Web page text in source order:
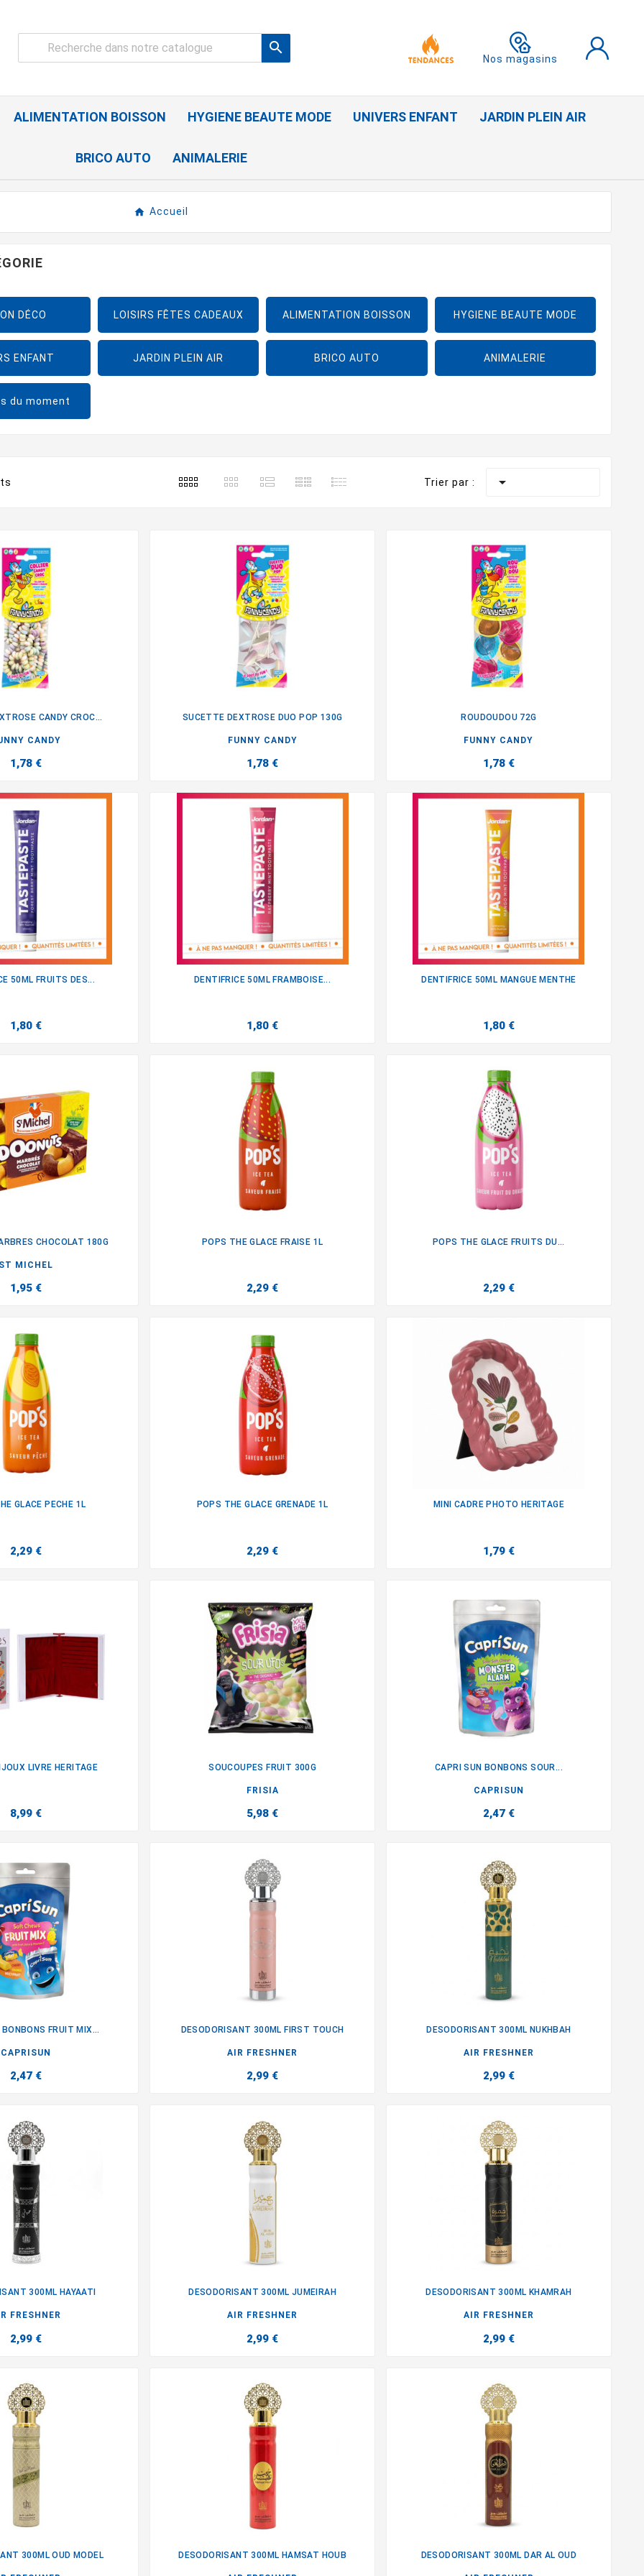

Nos magasins
ALIMENTATION BOISSON HYGIENE BEAUTE MODE UNIVERS ENFANT JARDIN PLEIN AIR
BRICO AUTO ANIMALERIE
Accueil
DÉCO LOISIRS FÊTES CADEAUX ALIMENTATION BOISSON HYGIENE BEAUTE MODE
ENFANT JARDIN PLEIN AIR BRICO AUTO ANIMALERIE
du moment
Trier par : 
CANDY CROC...
CANDY
1,78 €
SUCETTE DEXTROSE DUO POP 130G
FUNNY CANDY
1,78 €
ROUDOUDOU 72G
FUNNY CANDY
1,78 €
50ML FRUITS DES...
1,80 €
DENTIFRICE 50ML FRAMBOISE...
1,80 €
DENTIFRICE 50ML MANGUE MENTHE
1,80 €
CHOCOLAT 180G
ST MICHEL
1,95 €
POPS THE GLACE FRAISE 1L
2,29 €
POPS THE GLACE FRUITS DU...
2,29 €
GLACE PECHE 1L
2,29 €
POPS THE GLACE GRENADE 1L
2,29 €
MINI CADRE PHOTO HERITAGE
1,79 €
LIVRE HERITAGE
8,99 €
SOUCOUPES FRUIT 300G
FRISIA
5,98 €
CAPRI SUN BONBONS SOUR...
CAPRISUN
2,47 €
FRUIT MIX...
CAPRISUN
2,47 €
DESODORISANT 300ML FIRST TOUCH
AIR FRESHNER
2,99 €
DESODORISANT 300ML NUKHBAH
AIR FRESHNER
2,99 €
300ML HAYAATI
FRESHNER
2,99 €
DESODORISANT 300ML JUMEIRAH
AIR FRESHNER
2,99 €
DESODORISANT 300ML KHAMRAH
AIR FRESHNER
2,99 €
300ML OUD MODEL DESODORISANT 300ML HAMSAT HOUB DESODORISANT 300ML DAR AL OUD